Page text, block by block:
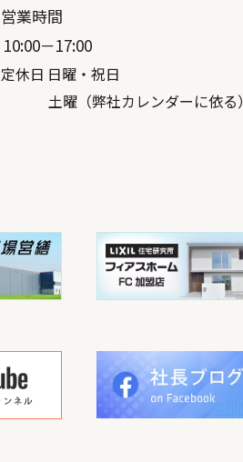
営業時間
10:00－17:00
定休日 日曜・祝日
土曜（弊社カレンダーに依る）